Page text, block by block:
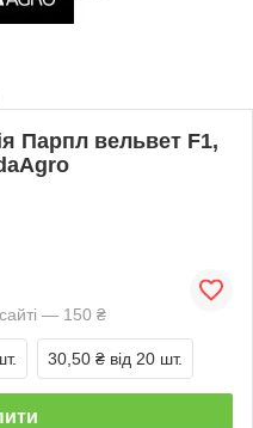
Парпл вельвет F1,
— 150 ₴
30,50 ₴ від 20 шт.